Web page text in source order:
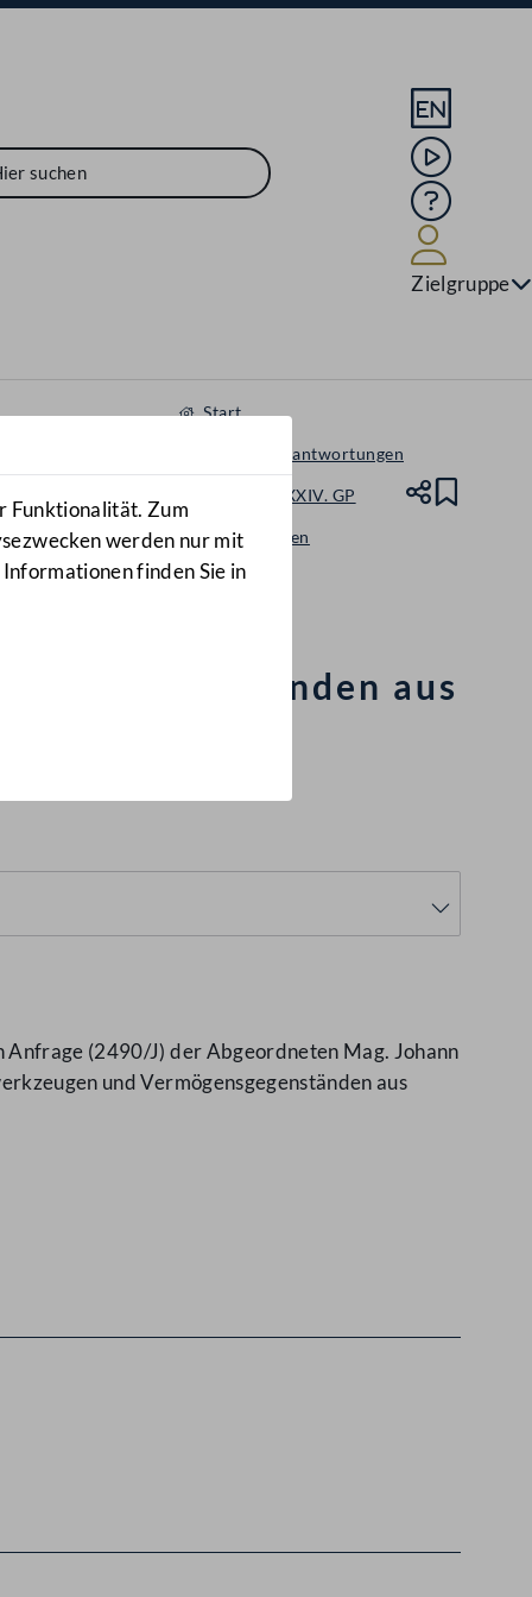
Sprache
Mediathek
Hilfe
Zielgruppe
Funktionalität. Zum
werden nur mit
finden Sie in
Start
Anfragen & Beantwortungen
Nationalrat - XXIV. GP
Beantwortungen
2515/AB
aus
(2490/J) der Abgeordneten Mag. Johann
und Vermögensgegenständen aus